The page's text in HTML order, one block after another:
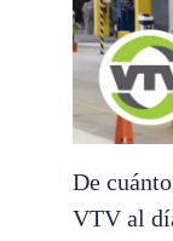
De
VTV al